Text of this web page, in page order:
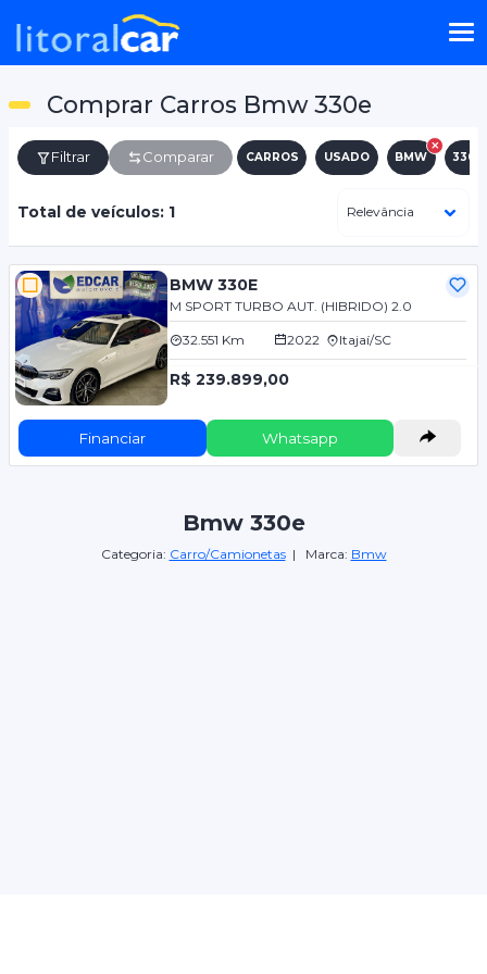
Comprar Carros Bmw 330e
Filtrar Comparar CARROS USADO BMW 330E
Total de veículos: 1
BMW 330E
M SPORT TURBO AUT. (HIBRIDO) 2.0
32.551 Km 2022 Itajaí/SC
R$ 239.899,00
Financiar Whatsapp
Bmw 330e
Categoria: Carro/Camionetas| Marca: Bmw